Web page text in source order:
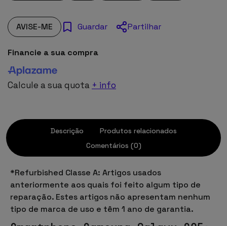
AVISE-ME Guardar Partilhar
Financie a sua compra
Calcule a sua quota + info
Descrição
Produtos relacionados
Comentários (0)
*Refurbished Classe A: Artigos usados
anteriormente aos quais foi feito algum tipo de
reparação. Estes artigos não apresentam nenhum
tipo de marca de uso e têm 1 ano de garantia.